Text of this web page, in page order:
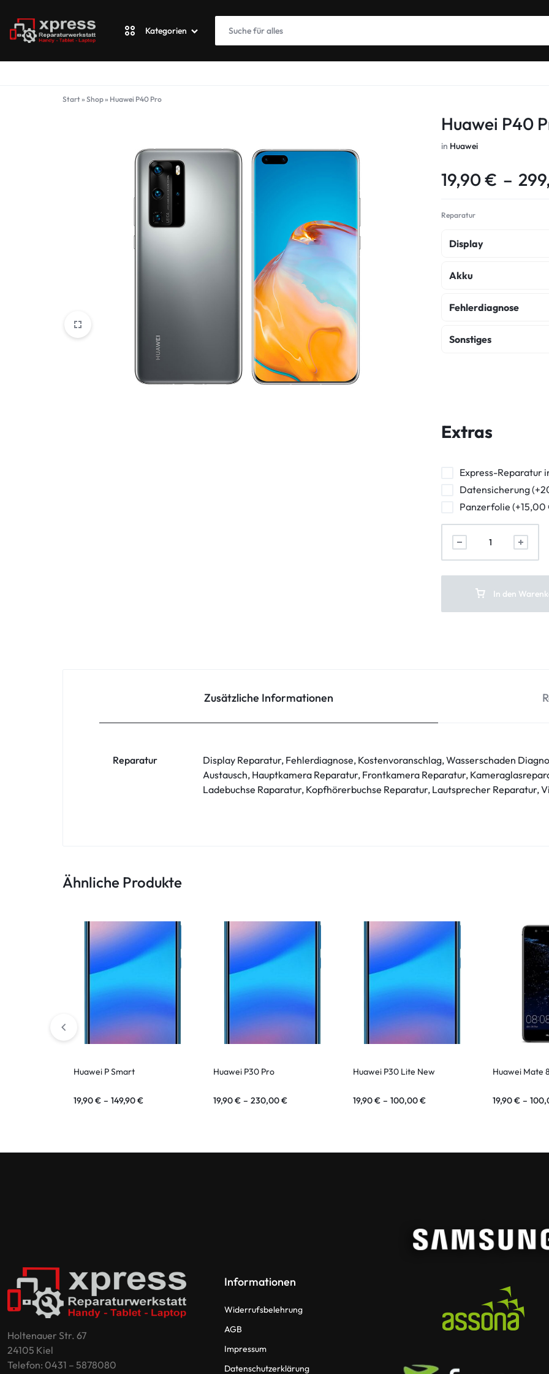
XPRESSWERKSTATT
Kategorien
Fairphone
Google
ASUS Phone
Lenovo
Xiaomi
Start» Shop» Huawei P40 Pro
Huawei P40
in Huawei
19,90€ –
Reparatur
Display
Display Reparatur
Akku
Akku Austausch
Fehlerdiagnose
Fehlerdiagnose
Sonstiges
Vibration Reparatur
Extras
Express-Reparatur
Datensicherung
Panzerfolie (+15,00
In den
Zusätzliche Informationen
Reparatur
Display Reparatur, Fehlerdiagnose, Kostenvoranschlag, Wasserschaden
Austausch, Hauptkamera Reparatur, Frontkamera Reparatur,
Ladebuchse Raparatur, Kopfhörerbuchse Reparatur, Lautsprecher Reparatur,
Ähnliche Produkte
Huawei P Smart
19,90€ – 149,90€
Huawei P30 Pro
19,90€ – 230,00€
Huawei P30 Lite New
19,90€ – 100,00€
Huawei Mate 8
19,90€ –
Holtenauer Str. 67
24105 Kiel
Telefon: 0431 – 5878080
Informationen
Widerrufsbelehrung
AGB
Impressum
Datenschutzerklärung